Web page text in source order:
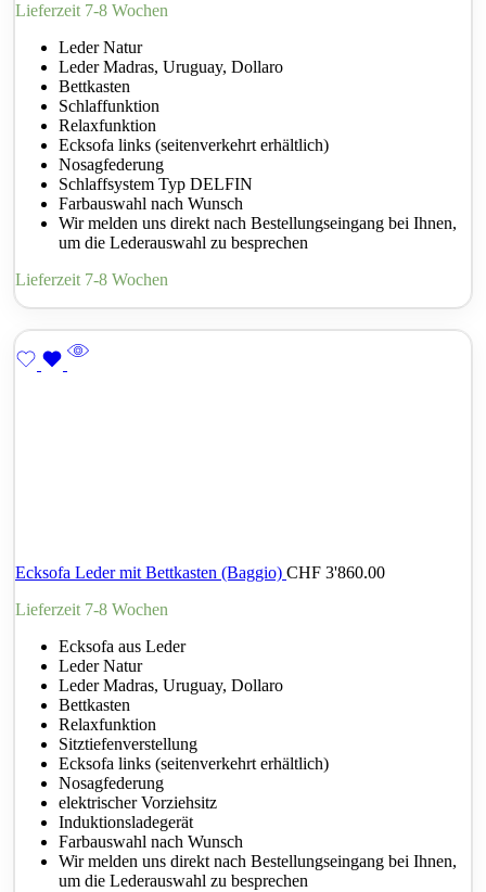
Lieferzeit 7-8 Wochen
Leder Natur
Leder Madras, Uruguay, Dollaro
Bettkasten
Schlaffunktion
Relaxfunktion
Ecksofa links (seitenverkehrt erhältlich)
Nosagfederung
Schlaffsystem Typ DELFIN
Farbauswahl nach Wunsch
Wir melden uns direkt nach Bestellungseingang bei Ihnen,
um die Lederauswahl zu besprechen
Lieferzeit 7-8 Wochen
Ecksofa Leder mit Bettkasten (Baggio) CHF 3'860.00
Lieferzeit 7-8 Wochen
Ecksofa aus Leder
Leder Natur
Leder Madras, Uruguay, Dollaro
Bettkasten
Relaxfunktion
Sitztiefenverstellung
Ecksofa links (seitenverkehrt erhältlich)
Nosagfederung
elektrischer Vorziehsitz
Induktionsladegerät
Farbauswahl nach Wunsch
Wir melden uns direkt nach Bestellungseingang bei Ihnen,
um die Lederauswahl zu besprechen